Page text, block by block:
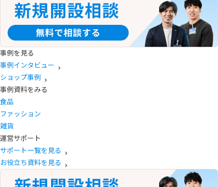
事例を見る
事例インタビュー
ショップ事例
事例資料をみる
食品
ファッション
雑貨
運営サポート
サポート一覧を見る
お役立ち資料を見る